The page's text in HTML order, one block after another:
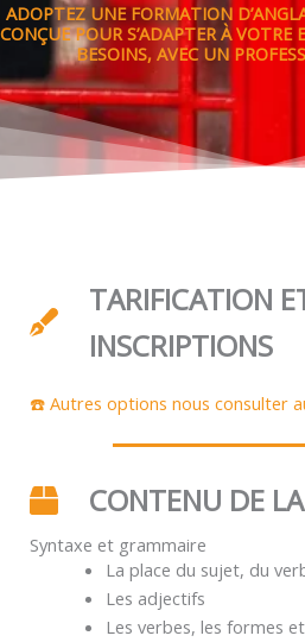
ADOPTEZ UNE FORMATION
CONÇUE POUR S’ADAPTER À
BESOINS, AVEC UN
TARIFICATION
INSCRIPTIONS
☎️ Autres options nous consulter
CONTENU DE
Syntaxe et grammaire
La place du sujet, du
Les adjectifs
Les verbes, les formes